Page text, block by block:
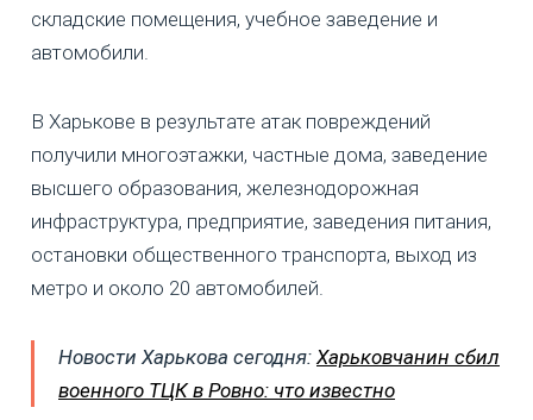
складские помещения, учебное заведение и
автомобили.
В Харькове в результате атак повреждений
получили многоэтажки, частные дома, заведение
высшего образования, железнодорожная
инфраструктура, предприятие, заведения питания,
остановки общественного транспорта, выход из
метро и около 20 автомобилей.
Новости Харькова сегодня: Харьковчанин сбил
военного ТЦК в Ровно: что известно